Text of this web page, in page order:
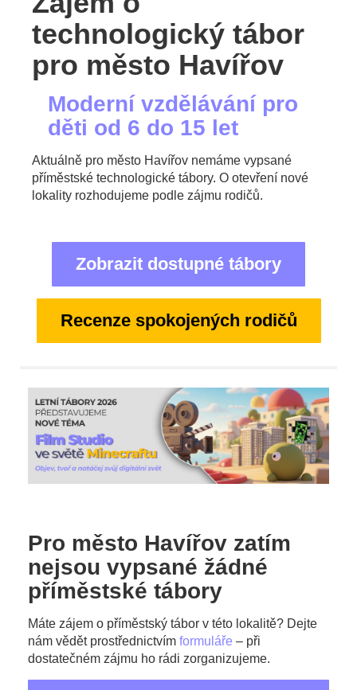
technologický tábor
pro město Havířov
Moderní vzdělávání pro
děti od 6 do 15 let
Aktuálně pro město Havířov nemáme vypsané
příměstské technologické tábory. O otevření nové
lokality rozhodujeme podle zájmu rodičů.
Zobrazit dostupné tábory
Recenze spokojených rodičů
Pro město Havířov zatím
nejsou vypsané žádné
příměstské tábory
Máte zájem o příměstský tábor v této lokalitě? Dejte
nám vědět prostřednictvím formuláře – při
dostatečném zájmu ho rádi zorganizujeme.